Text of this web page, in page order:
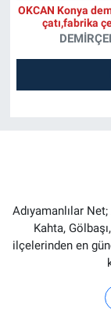
OKCAN Konya
çatı,fabrika
Adıyamanlılar
Kahta,
ilçelerinden en